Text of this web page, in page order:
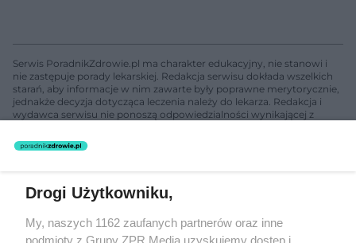
Serwis PoradnikZdrowie.pl ma charakter edukacyjny, nie stanowi i
nie zastępuje porady lekarskiej. Redakcja serwisu dokłada wszelkich
starań, aby informacje w nim zawarte były poprawne merytorycznie,
jednakże decyzja dotycząca leczenia należy do lekarza. Redakcja i
wydawca serwisu nie ponoszą odpowiedzialności wynikającej z
nie prowadzi działalności leczniczej polegającej na udzielaniu
świadczeń zdrowotnych w rozumieniu art. 3 ust 1 ustawy o
Żaden utwór zamieszczony w serwisie nie może być powielany i
rozpowszechniany lub dalej rozpowszechniany w jakikolwiek sposób
Drogi Użytkowniku,
My, naszych 1162 zaufanych partnerów oraz inne
podmioty z Grupy ZPR Media uzyskujemy dostęp i